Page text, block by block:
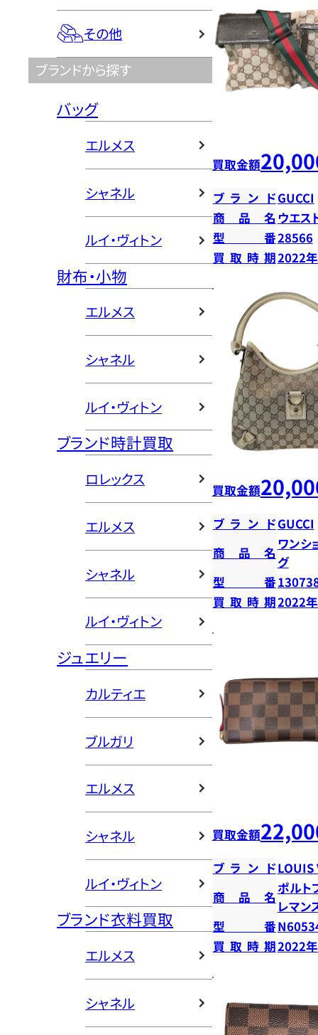
その他
ブランドから探す
バッグ
エルメス
シャネル
ルイ・ヴィトン
財布・小物
エルメス
シャネル
ルイ・ヴィトン
ブランド時計買取
ロレックス
エルメス
シャネル
ルイ・ヴィトン
ジュエリー
カルティエ
ブルガリ
エルメス
シャネル
ルイ・ヴィトン
ブランド衣料買取
エルメス
シャネル
買取金額
ブランドGUCCI
商品名 ウエス
型番28566
買取時期2022
買取金額
ブランドGUCCI
商品名
ワンシ
グ
型番
買取時期2022
買取金額
ブランドLOUIS
商品名
ポルト
レマン
型番
買取時期2022